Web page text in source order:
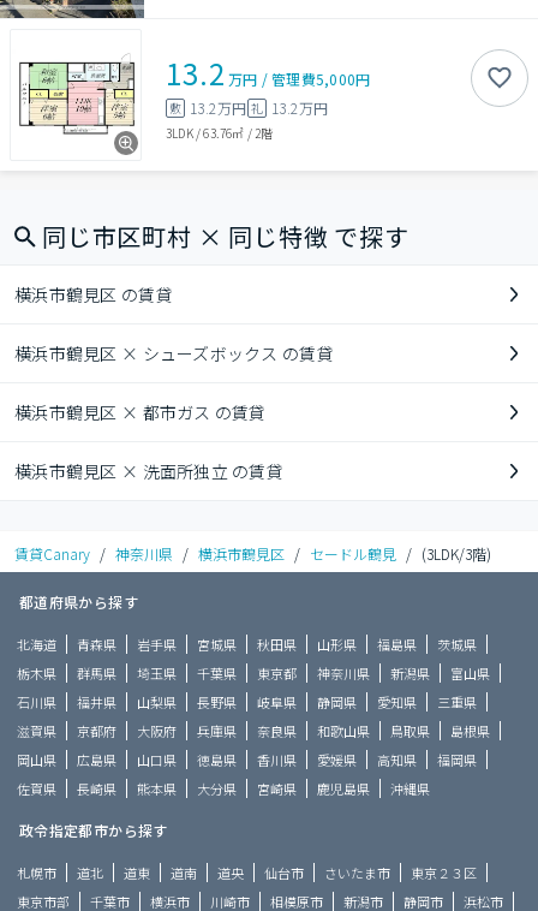
13.2 万円 /管理費5,000円
敷 13.2万円 礼 13.2万円
3LDK/63.76㎡ / 2階
同じ市区町村 × 同じ特徴 で探す
横浜市鶴見区 の賃貸
横浜市鶴見区 × シューズボックス の賃貸
横浜市鶴見区 × 都市ガス の賃貸
横浜市鶴見区 × 洗面所独立 の賃貸
賃貸Canary / 神奈川県 / 横浜市鶴見区 / セードル鶴見 / (3LDK/3階)
都道府県から探す
北海道 青森県 岩手県 宮城県 秋田県 山形県 福島県
茨城県
栃木県
群馬県 埼玉県 千葉県 東京都 神奈川県 新潟県
富山県
石川県
福井県 山梨県 長野県 岐阜県 静岡県 愛知県
三重県
滋賀県
京都府 大阪府 兵庫県 奈良県 和歌山県 鳥取県
島根県
岡山県
広島県 山口県 徳島県 香川県 愛媛県 高知県
福岡県
佐賀県
長崎県 熊本県 大分県 宮崎県 鹿児島県 沖縄県
政令指定都市から探す
札幌市 道北 道東 道南 道央 仙台市 さいたま市
東京２３区
東京市部
千葉市 横浜市 川崎市 相模原市 新潟市 静岡市 浜松市